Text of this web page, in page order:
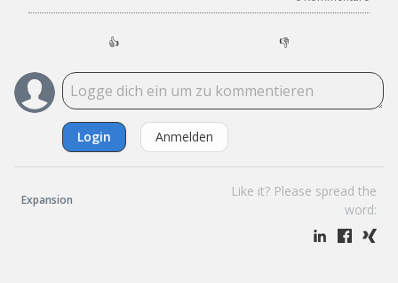
👍 👎
Login Anmelden
Expansion
Like it? Please spread the
word: